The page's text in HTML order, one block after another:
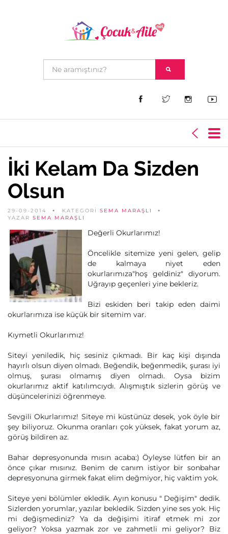
İki Kelam Da Sizden
Olsun
29-09-2014 KATEGORİ SEMA MARAŞLI
YAZAR SEMA MARAŞLI
Değerli Okurlarımız!
Öncelikle sitemize yeni gelen, gelip
de kalmaya niyet eden
okurlarımıza"hoş geldiniz" diyorum.
Uğrayıp geçenleri yine bekleriz.
Bizi eskiden beri takip eden daimi
okurlarımıza ise küçük bir sitemim var.
Kıymetli Okurlarımız!
Siteyi yeniledik, hiç sesiniz çıkmadı. Bir kaç kişi dışında
hayırlı olsun diyen olmadı. Beğendik, beğenmedik, şurası iyi
olmuş, şurası olmamış diyen olmadı. Oysa bizim
okurlarımız aktif katılımcıydı. Alışmıştık sizlerin görüş ve
düşüncelerinizi öğrenmeye.
Sevgili Okurlarımız! Siteye mi küstünüz desek, yok öyle bir
şey biliyoruz. Okunma oranları çok yüksek, fakat yorum az,
görüş bildiren az.
Bahar depresyonunda mısın acaba:) Öyleyse lütfen bir an
önce çıkar mısınız. Benim de canım istiyor bir sonbahar
depresyonuna girmek fakat elim değmiyor, hiç vaktim yok.
Siteye yeni bölümler ekledik. Ayın konusu " Değişim" dedik.
Sizlerden yorumlar, yazılar bekledik. Sizden yine ses yok. Hiç
mi değişmediniz? Ya da değişimi itiraf etmek mi zor
geliyor? Yoksa yazmak zor ve zahmetli mi geliyor? Biz